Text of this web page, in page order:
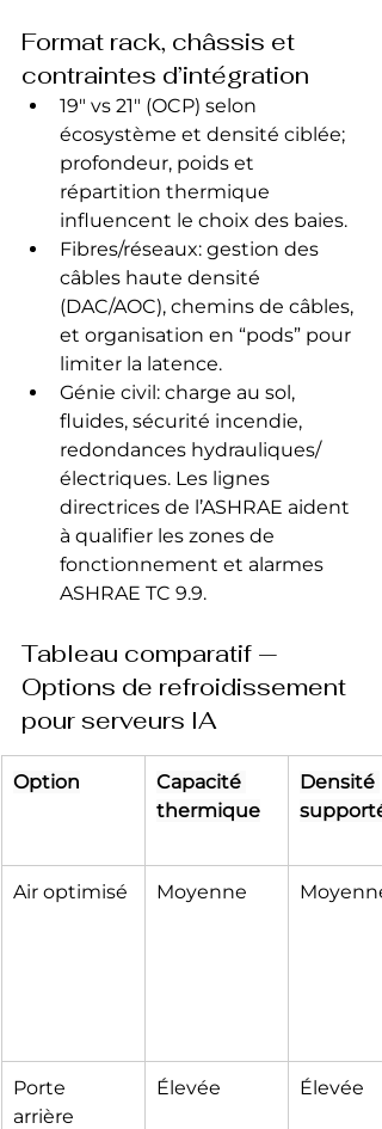
Format rack, châssis et
contraintes d’intégration
19" vs 21" (OCP) selon
écosystème et densité ciblée;
profondeur, poids et
répartition thermique
influencent le choix des baies.
Fibres/réseaux: gestion des
câbles haute densité
(DAC/AOC), chemins de câbles,
et organisation en “pods” pour
limiter la latence.
Génie civil: charge au sol,
fluides, sécurité incendie,
redondances hydrauliques/
électriques. Les lignes
directrices de l’ASHRAE aident
à qualifier les zones de
fonctionnement et alarmes
ASHRAE TC 9.9.
Tableau comparatif —
Options de refroidissement
pour serveurs IA
Option
Capacité
thermique
Densité
Air optimisé Moyenne Moyenne
Porte
arrière
Élevée Élevée